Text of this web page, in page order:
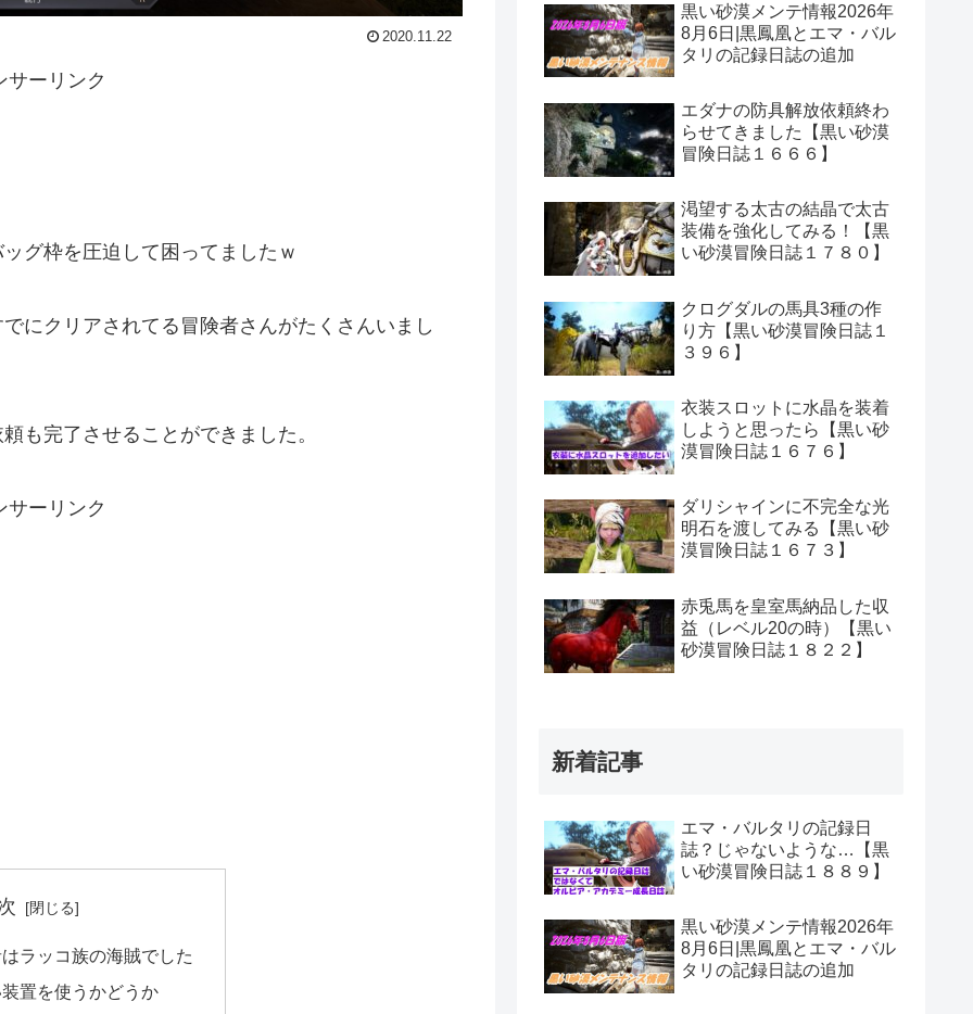
2020.11.22
サーリンク
グ枠を圧迫して困ってましたｗ
にクリアされてる冒険者さんがたくさんいまし
も完了させることができました。
サーリンク
ラッコ族の海賊でした
置を使うかどうか
黒い砂漠メンテ情報2026年
8月6日|黒鳳凰とエマ・バル
タリの記録日誌の追加
エダナの防具解放依頼終わ
らせてきました【黒い砂漠
冒険日誌１６６６】
渇望する太古の結晶で太古
装備を強化してみる！【黒
い砂漠冒険日誌１７８０】
クログダルの馬具3種の作
り方【黒い砂漠冒険日誌１
３９６】
衣装スロットに水晶を装着
しようと思ったら【黒い砂
漠冒険日誌１６７６】
ダリシャインに不完全な光
明石を渡してみる【黒い砂
漠冒険日誌１６７３】
赤兎馬を皇室馬納品した収
益（レベル20の時）【黒い
砂漠冒険日誌１８２２】
新着記事
エマ・バルタリの記録日
誌？じゃないような…【黒
い砂漠冒険日誌１８８９】
黒い砂漠メンテ情報2026年
8月6日|黒鳳凰とエマ・バル
タリの記録日誌の追加